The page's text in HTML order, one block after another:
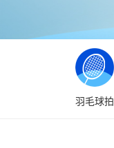
羽毛球拍